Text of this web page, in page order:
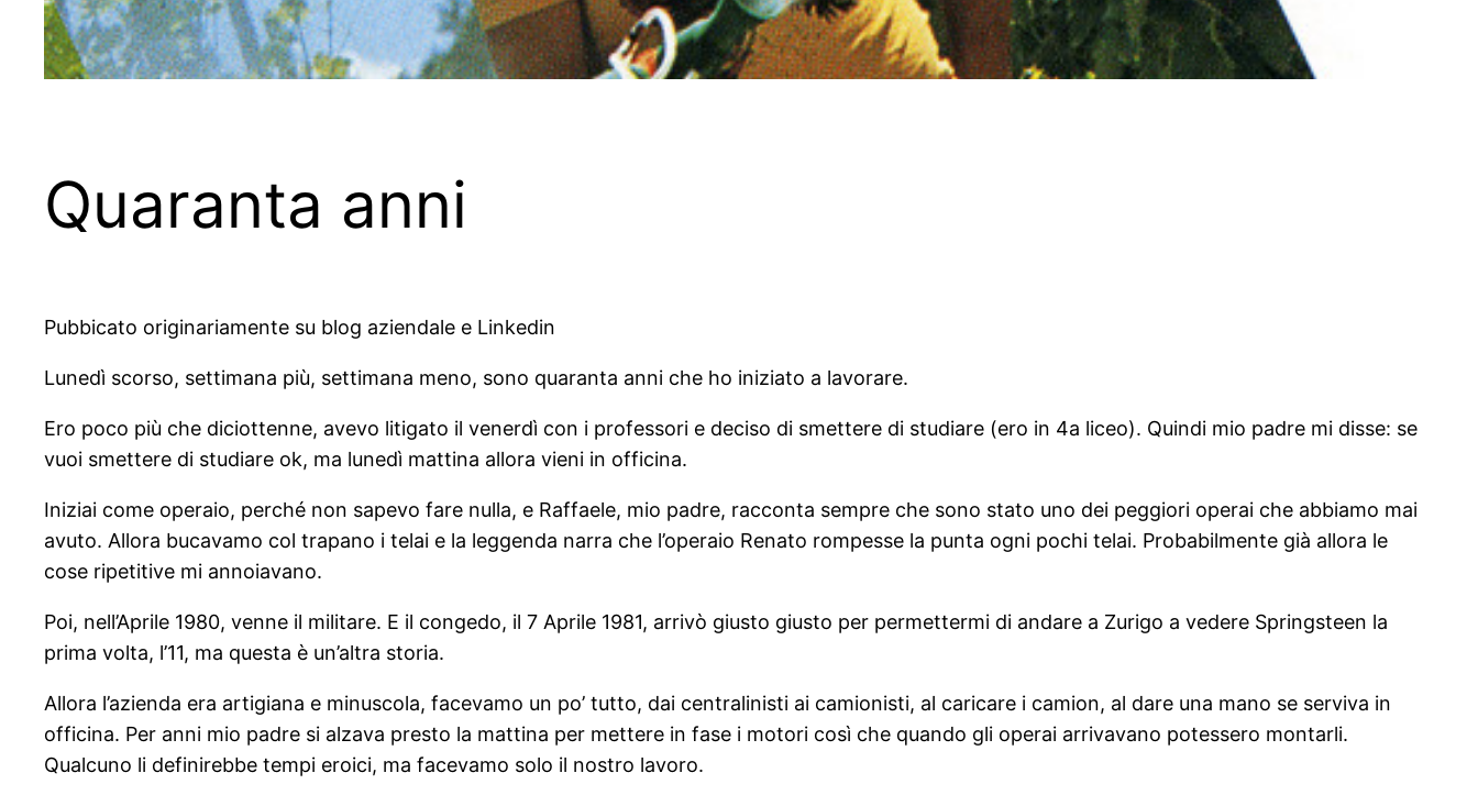
Quaranta anni
Pubbicato originariamente su blog aziendale e Linkedin
Lunedì scorso, settimana più, settimana meno, sono quaranta anni che ho iniziato a lavorare.
Ero poco più che diciottenne, avevo litigato il venerdì con i professori e deciso di smettere di studiare (ero in 4a liceo). Quindi mio padre mi disse: se
vuoi smettere di studiare ok, ma lunedì mattina allora vieni in officina.
Iniziai come operaio, perché non sapevo fare nulla, e Raffaele, mio padre, racconta sempre che sono stato uno dei peggiori operai che abbiamo mai
avuto. Allora bucavamo col trapano i telai e la leggenda narra che l’operaio Renato rompesse la punta ogni pochi telai. Probabilmente già allora le
cose ripetitive mi annoiavano.
Poi, nell’Aprile 1980, venne il militare. E il congedo, il 7 Aprile 1981, arrivò giusto giusto per permettermi di andare a Zurigo a vedere Springsteen la
prima volta, l’11, ma questa è un’altra storia.
Allora l’azienda era artigiana e minuscola, facevamo un po’ tutto, dai centralinisti ai camionisti, al caricare i camion, al dare una mano se serviva in
officina. Per anni mio padre si alzava presto la mattina per mettere in fase i motori così che quando gli operai arrivavano potessero montarli.
Qualcuno li definirebbe tempi eroici, ma facevamo solo il nostro lavoro.